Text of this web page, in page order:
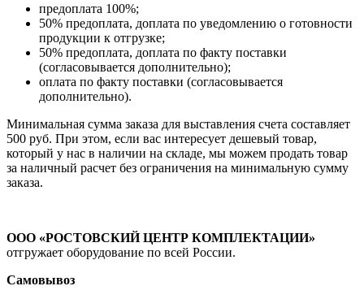
предоплата 100%;
50% предоплата, доплата по уведомлению о готовности
продукции к отгрузке;
50% предоплата, доплата по факту поставки
(согласовывается дополнительно);
оплата по факту поставки (согласовывается
дополнительно).
Минимальная сумма заказа для выставления счета составляет
500 руб. При этом, если вас интересует дешевый товар,
который у нас в наличии на складе, мы можем продать товар
за наличный расчет без ограничения на минимальную сумму
заказа.
ООО «РОСТОВСКИЙ ЦЕНТР КОМПЛЕКТАЦИИ»
отгружает оборудование по всей России.
Самовывоз